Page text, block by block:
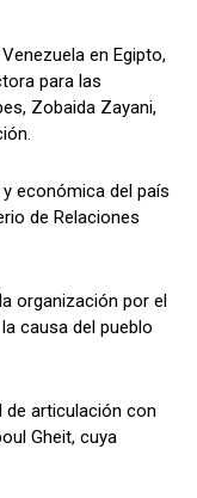
en Egipto,
para las
Zobaida Zayani,
económica del país
de Relaciones
organización por el
causa del pueblo
de articulación con
Gheit, cuya